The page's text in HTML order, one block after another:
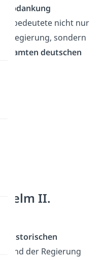
Abdankung
bedeutete nicht nur
Regierung, sondern
deutschen
II.
historischen
der Regierung